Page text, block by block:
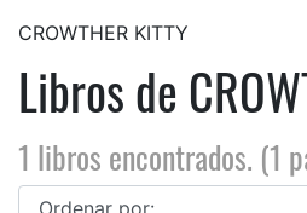
CROWTHER KITTY
Libros de
1 libros encontrados. (1